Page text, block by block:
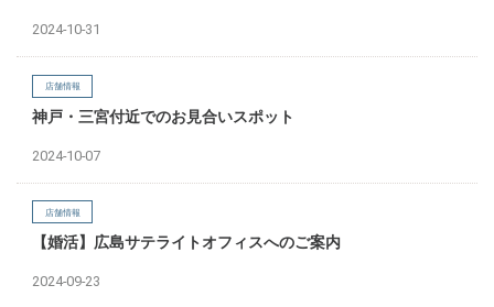
2024-10-31
店舗情報
神戸・三宮付近でのお見合いスポット
2024-10-07
店舗情報
【婚活】広島サテライトオフィスへのご案内
2024-09-23